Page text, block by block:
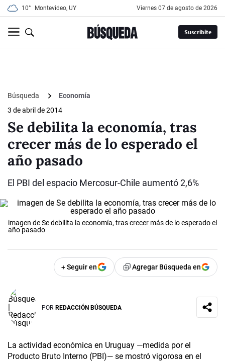
10° Montevideo, UY viernes 07 de agosto de 2026
Suscribite
Búsqueda
Economía
3 de abril de 2014
Se debilita la economía, tras
crecer más de lo esperado el
año pasado
El PBI del espacio Mercosur-Chile aumentó 2,6%
imagen de Se debilita la economía, tras crecer más de lo esperado el
año pasado
+ Seguir en Agregar Búsqueda en
POR REDACCIÓN BÚSQUEDA
La actividad económica en Uruguay —medida por el
Producto Bruto Interno (PBI)— se mostró vigorosa en el